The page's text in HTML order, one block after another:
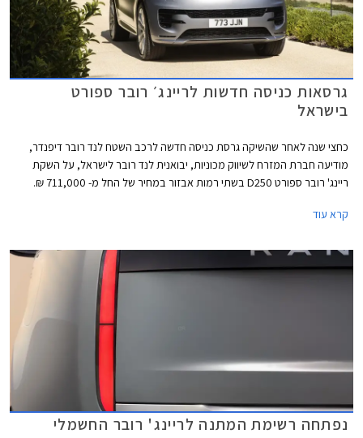
גרסאות כניסה חדשות לריינג׳ רובר ספורט
בישראל
כחצי שנה לאחר שהשיקה גרסת כניסה חדשה לרכב השטח לנד רובר דיפנדר,
מודיעה חברת המזרח לשיווק מכוניות, יבואנית לנד רובר לישראל, על השקת
ריינג' רובר ספורט D250 בשתי רמות אבזור במחיר של החל מ- 711,000 ₪.
קרא עוד
נפתחה רשימת המתנה לריינג' רובר החשמלי